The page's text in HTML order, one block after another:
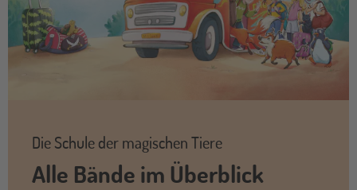
Die Schule der magischen Tiere
Alle Bände im Überblick